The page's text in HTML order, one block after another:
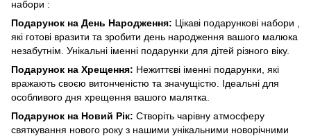
набори :
Подарунок на День Народження: Цікаві подарункові набори ,
які готові вразити та зробити день народження вашого малюка
незабутнім. Унікальні іменні подарунки для дітей різного віку.
Подарунок на Хрещення: Нежиттєві іменні подарунки, які
вражають своєю витонченістю та значущістю. Ідеальні для
особливого дня хрещення вашого малятка.
Подарунок на Новий Рік: Створіть чарівну атмосферу
святкування нового року з нашими унікальними новорічними